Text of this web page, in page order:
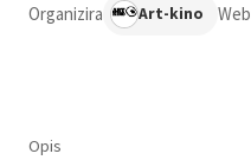
Organizira Art-kino Web
Opis